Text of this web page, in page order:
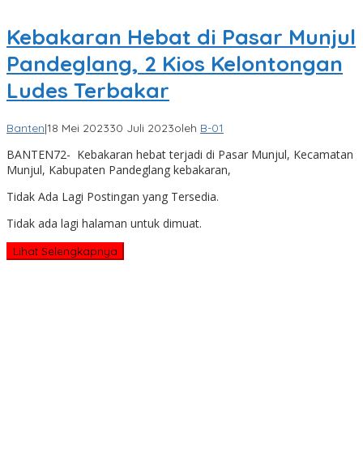
Kebakaran Hebat di Pasar Munjul
Pandeglang, 2 Kios Kelontongan
Ludes Terbakar
Banten|18 Mei 202330 Juli 2023oleh B-01
BANTEN72- Kebakaran hebat terjadi di Pasar Munjul, Kecamatan
Munjul, Kabupaten Pandeglang kebakaran,
Tidak Ada Lagi Postingan yang Tersedia.
Tidak ada lagi halaman untuk dimuat.
Lihat Selengkapnya